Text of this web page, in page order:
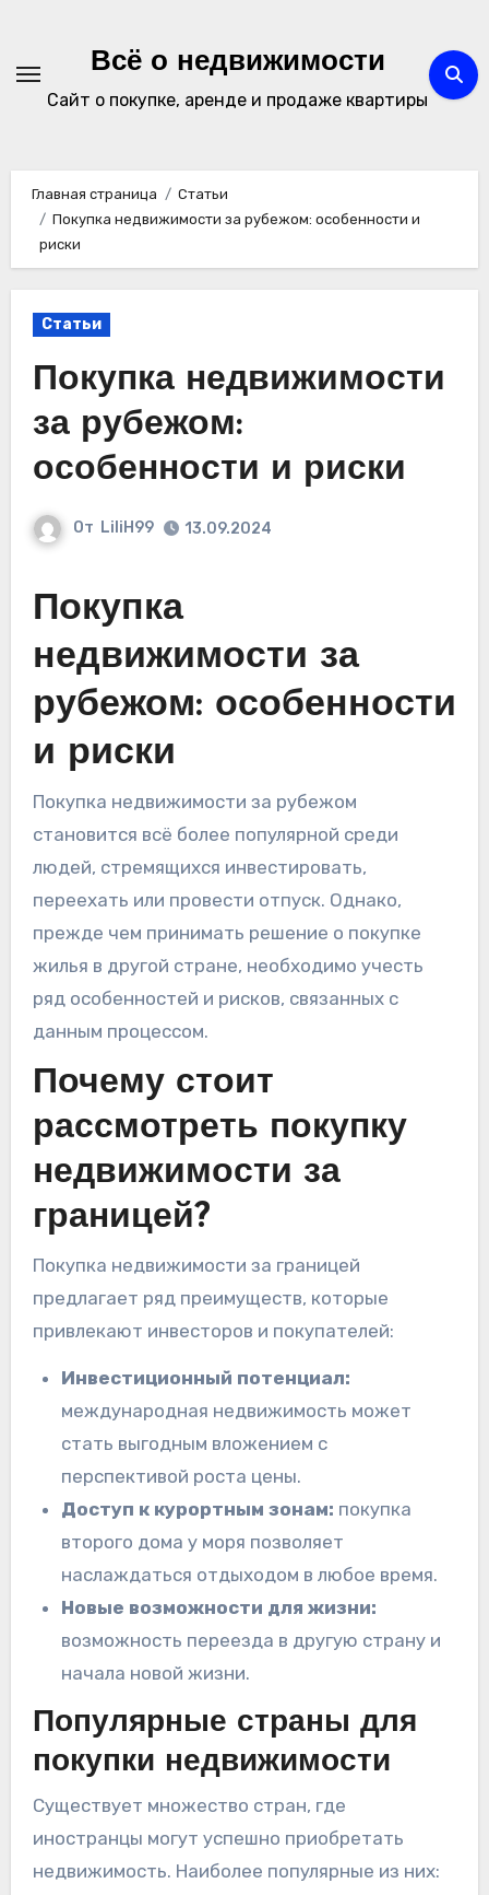
содержимомуВсё о недвижимости
Сайт о покупке, аренде и продаже квартиры
Главная страница
Статьи
Покупка недвижимости за рубежом: особенности и
риски
Статьи
Покупка недвижимости
за рубежом:
особенности и риски
От LiliH99 13.09.2024
Покупка
недвижимости за
рубежом: особенности
и риски
Покупка недвижимости за рубежом
становится всё более популярной среди
людей, стремящихся инвестировать,
переехать или провести отпуск. Однако,
прежде чем принимать решение о покупке
жилья в другой стране, необходимо учесть
ряд особенностей и рисков, связанных с
данным процессом.
Почему стоит
рассмотреть покупку
недвижимости за
границей?
Покупка недвижимости за границей
предлагает ряд преимуществ, которые
привлекают инвесторов и покупателей:
Инвестиционный потенциал:
международная недвижимость может
стать выгодным вложением с
перспективой роста цены.
Доступ к курортным зонам: покупка
второго дома у моря позволяет
наслаждаться отдыходом в любое время.
Новые возможности для жизни:
возможность переезда в другую страну и
начала новой жизни.
Популярные страны для
покупки недвижимости
Существует множество стран, где
иностранцы могут успешно приобретать
недвижимость. Наиболее популярные из них: